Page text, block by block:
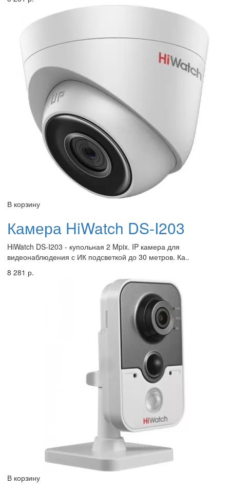
В корзину
Камера HiWatch DS-I203
HiWatch DS-I203 - купольная 2 Mpix. IP камера для
видеонаблюдения с ИК подсветкой до 30 метров. Ка..
8 281 р.
В корзину